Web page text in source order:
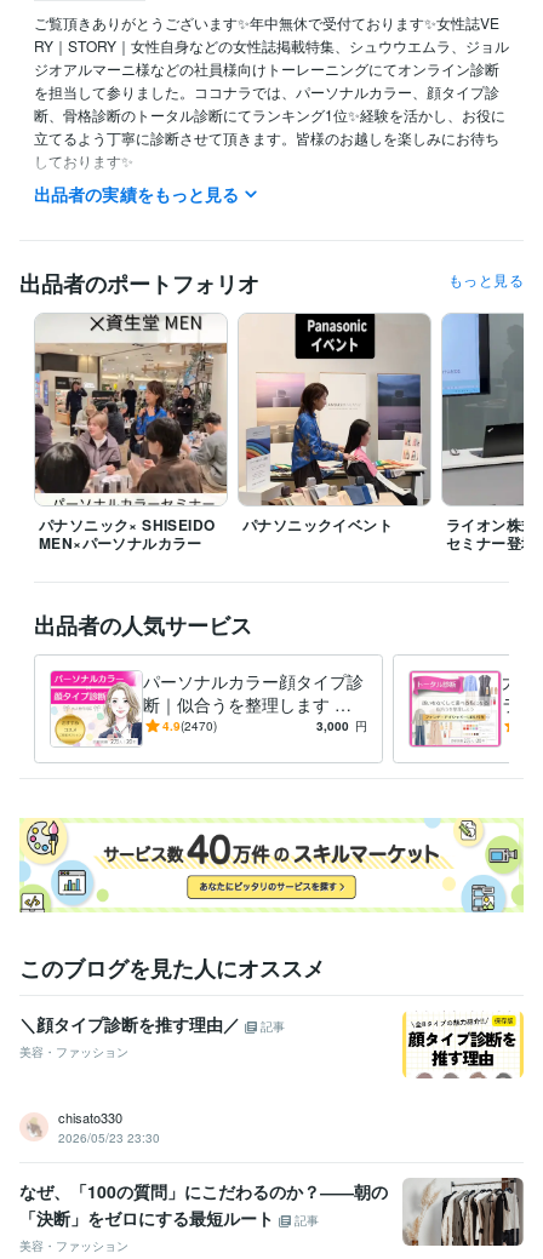
ご覧頂きありがとうございます✨年中無休で受付ております✨女性誌VE
RY｜STORY｜女性自身などの女性誌掲載特集、シュウウエムラ、ジョル
ジオアルマーニ様などの社員様向けトーレーニングにてオンライン診断
を担当して参りました。ココナラでは、パーソナルカラー、顔タイプ診
断、骨格診断のトータル診断にてランキング1位✨経験を活かし、お役に
立てるよう丁寧に診断させて頂きます。皆様のお越しを楽しみにお待ち
しております✨
★1,000円OFF実施中★ココナラ新規登録
これまでの2万名以上20年の診断経験を活かし、
対面診断以上に、ご満足とご理解を頂けるよう、お一人お一人の専用解
説をお渡し致します。
お陰様で、ココナラでは7070件を超えるご予約を頂き、たくさんのご紹
介を頂いております。正確な診断を心掛け美しくみせる為には、実際ど
うすればよいのかを分かりやすく解説致します。
高評価を頂いておりますので、是非口コミをご覧ください✨✨✨
お待ちしております✨
経験職種
ライフスタイル・その他 / 講師・インストラクター 経験年数 : 17年
職歴
大手外資系化粧品会社 2008年8月 ~ 2009年2月
デックカラー＆デザイン株式会社（大日本インキ化学工業株式会社10
0％出資） 2006年9月 ~ 2008年4月
大手国内航空会社 1997年3月 ~ 2005年2月
受賞歴
ャルプログラム 就職活動の為のパーソナルカラー JALアカデミー シ
ンデレラコース 六本木ヒルズアカデミーヒルズ パーソナルカラーで
トレンド作り 銀座三越 　イベント「女を磨く1週間」 日本橋DICス
クエア KOSEタイアップ メイクイベント ロカリ (女性向け情報サイ
ト) 心に響く写真撮影に必要な色彩 女性自身　コラム掲載「自分を変
得意分野
住まい・美容・生活相談 パーソナルカラー診断/100人100通り
トー
タル診断 カラバリエーション／似合う色の組み合わせ
似合うメイク
カラー3点
パーソナルカラーコス
出品者の実績をもっと見る
出品者のポートフォリオ もっと見る
パナソニック× SHISEIDO
MEN×パーソナルカラー
パナソニックイベント
ライオン株
セミナー登壇
出品者の人気サービス
パーソナルカラー顔タイプ診
断｜似合うを整理します 大
人世代のための｜女性誌特集
ルテ
4.9(2470) 3,000 円
大人
ラー
女
底
このブログを見た人にオススメ
＼顔タイプ診断を推す理由／
記事
美容・ファッション
chisato330
2026/05/23 23:30
なぜ、「100の質問」にこだわるのか？――朝の
「決断」をゼロにする最短ルート
記事
美容・ファッション